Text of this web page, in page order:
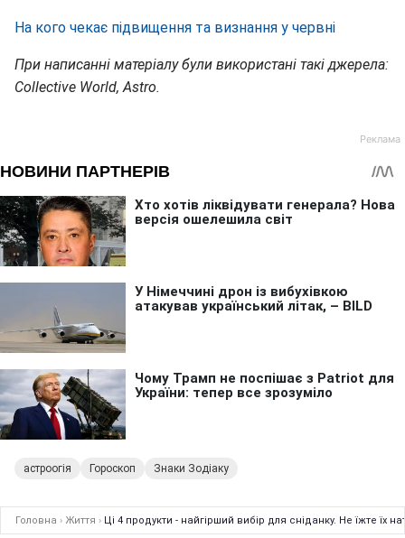
На кого чекає підвищення та визнання у червні
При написанні матеріалу були використані такі джерела:
Collective World, Astro.
астроогія Гороскоп Знаки Зодіаку
Головна › Життя › Ці 4 продукти - найгірший вибір для сніданку. Не їжте їх